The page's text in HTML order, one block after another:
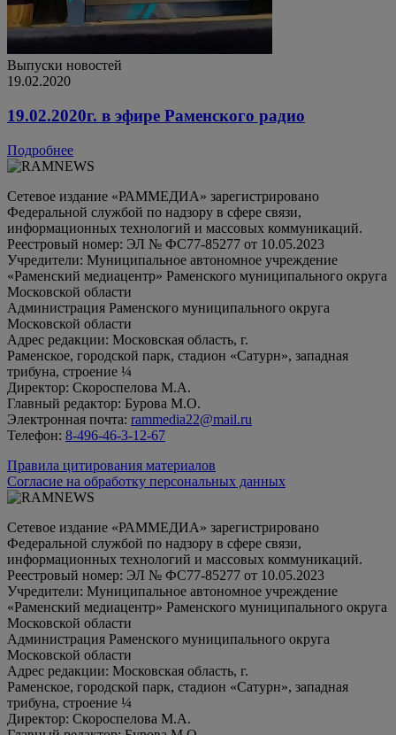
Выпуски новостей
19.02.2020
19.02.2020г. в эфире Раменского радио
Подробнее
Сетевое издание «РАММЕДИА» зарегистрировано
Федеральной службой по надзору в сфере связи,
информационных технологий и массовых коммуникаций.
Реестровый номер: ЭЛ № ФС77-85277 от 10.05.2023
Учредители: Муниципальное автономное учреждение
«Раменский медиацентр» Раменского муниципального округа
Московской области
Администрация Раменского муниципального округа
Московской области
Адрес редакции: Московская область, г.
Раменское, городской парк, стадион «Сатурн», западная
трибуна, строение ¼
Директор: Скороспелова М.А.
Главный редактор: Бурова М.О.
Электронная почта: rammedia22@mail.ru
Телефон: 8-496-46-3-12-67
Правила цитирования материалов
Согласие на обработку персональных данных
Сетевое издание «РАММЕДИА» зарегистрировано
Федеральной службой по надзору в сфере связи,
информационных технологий и массовых коммуникаций.
Реестровый номер: ЭЛ № ФС77-85277 от 10.05.2023
Учредители: Муниципальное автономное учреждение
«Раменский медиацентр» Раменского муниципального округа
Московской области
Администрация Раменского муниципального округа
Московской области
Адрес редакции: Московская область, г.
Раменское, городской парк, стадион «Сатурн», западная
трибуна, строение ¼
Директор: Скороспелова М.А.